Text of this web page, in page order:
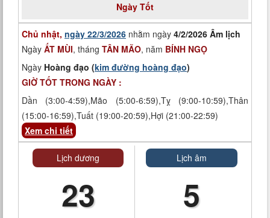
Ngày Tốt
Chủ nhật, ngày 22/3/2026 nhằm ngày 4/2/2026 Âm lịch
Ngày ẤT MÙI, tháng TÂN MÃO, năm BÍNH NGỌ
Ngày Hoàng đạo (kim đường hoàng đạo)
GIỜ TỐT TRONG NGÀY :
Dần (3:00-4:59),Mão (5:00-6:59),Tỵ (9:00-10:59),Thân
(15:00-16:59),Tuất (19:00-20:59),Hợi (21:00-22:59)
Xem chi tiết
Lịch dương
23
Lịch âm
5